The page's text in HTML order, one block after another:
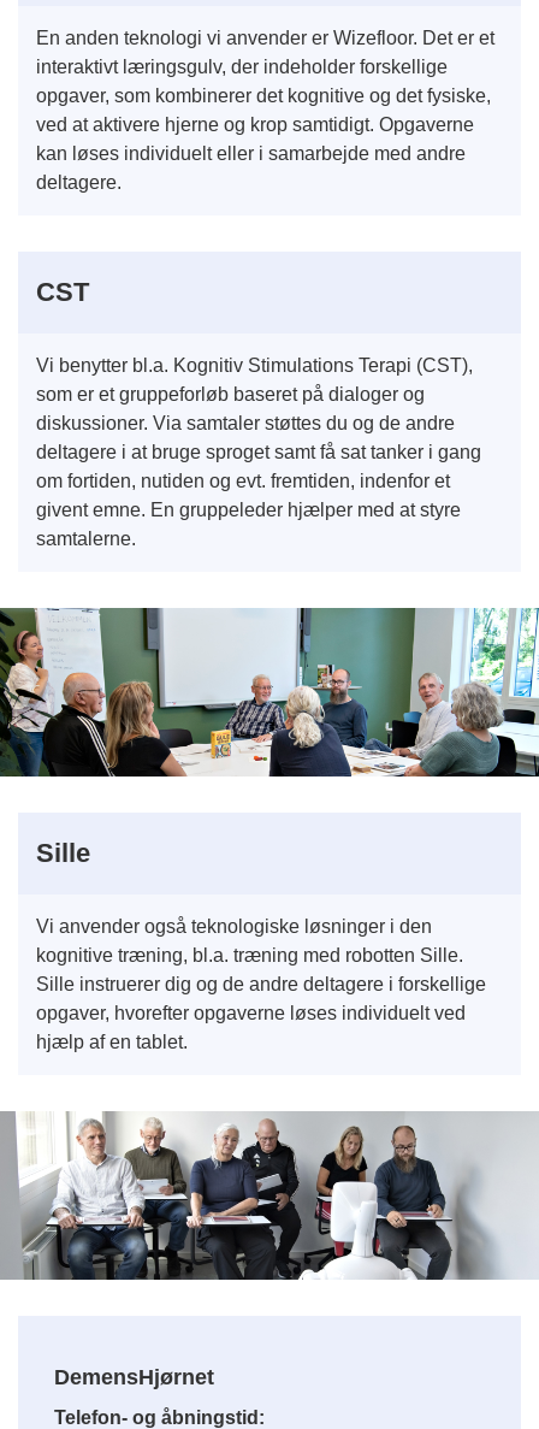
En anden teknologi vi anvender er Wizefloor. Det er et
interaktivt læringsgulv, der indeholder forskellige
opgaver, som kombinerer det kognitive og det fysiske,
ved at aktivere hjerne og krop samtidigt. Opgaverne
kan løses individuelt eller i samarbejde med andre
deltagere.
CST
Vi benytter bl.a. Kognitiv Stimulations Terapi (CST),
som er et gruppeforløb baseret på dialoger og
diskussioner. Via samtaler støttes du og de andre
deltagere i at bruge sproget samt få sat tanker i gang
om fortiden, nutiden og evt. fremtiden, indenfor et
givent emne. En gruppeleder hjælper med at styre
samtalerne.
Sille
Vi anvender også teknologiske løsninger i den
kognitive træning, bl.a. træning med robotten Sille.
Sille instruerer dig og de andre deltagere i forskellige
opgaver, hvorefter opgaverne løses individuelt ved
hjælp af en tablet.
DemensHjørnet
Telefon- og åbningstid: